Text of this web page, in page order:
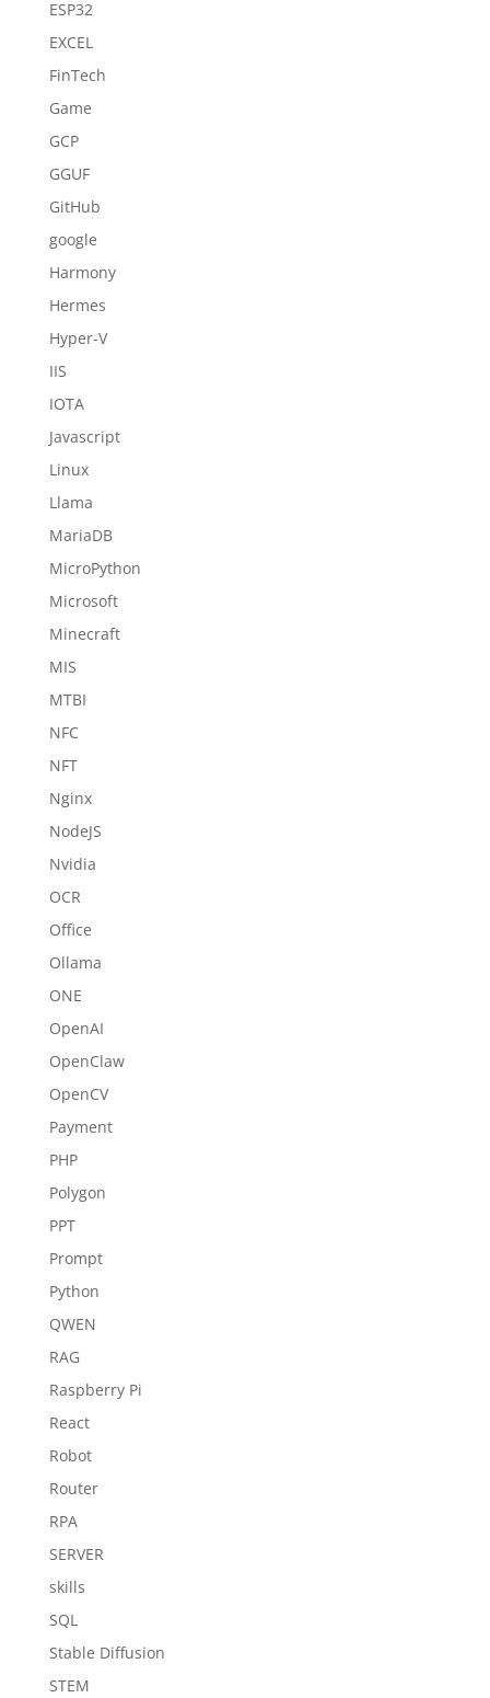
ESP32
EXCEL
FinTech
Game
GCP
GGUF
GitHub
google
Harmony
Hermes
Hyper-V
IIS
IOTA
Javascript
Linux
Llama
MariaDB
MicroPython
Microsoft
Minecraft
MIS
MTBI
NFC
NFT
Nginx
NodeJS
Nvidia
OCR
Office
Ollama
ONE
OpenAI
OpenClaw
OpenCV
Payment
PHP
Polygon
PPT
Prompt
Python
QWEN
RAG
Raspberry Pi
React
Robot
Router
RPA
SERVER
skills
SQL
Stable Diffusion
STEM